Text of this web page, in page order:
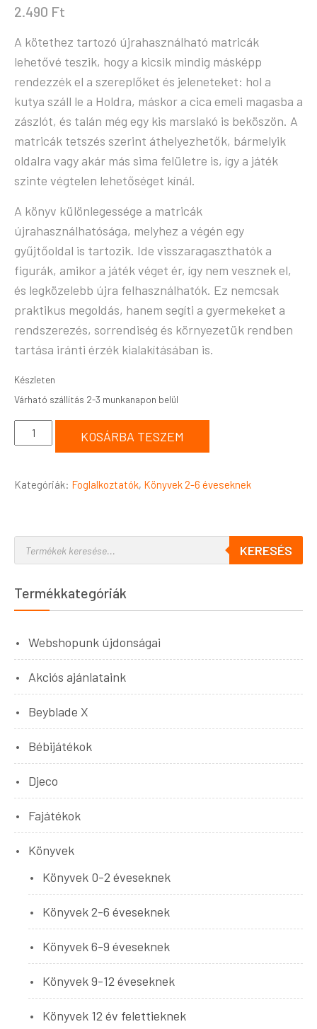
2.490 Ft
A kötethez tartozó újrahasználható matricák
lehetővé teszik, hogy a kicsik mindig másképp
rendezzék el a szereplőket és jeleneteket: hol a
kutya száll le a Holdra, máskor a cica emeli magasba a
zászlót, és talán még egy kis marslakó is beköszön. A
matricák tetszés szerint áthelyezhetők, bármelyik
oldalra vagy akár más sima felületre is, így a játék
szinte végtelen lehetőséget kínál.
A könyv különlegessége a matricák
újrahasználhatósága, melyhez a végén egy
gyűjtőoldal is tartozik. Ide visszaragaszthatók a
figurák, amikor a játék véget ér, így nem vesznek el,
és legközelebb újra felhasználhatók. Ez nemcsak
praktikus megoldás, hanem segíti a gyermekeket a
rendszerezés, sorrendiség és környezetük rendben
tartása iránti érzék kialakításában is.
Készleten
KOSÁRBA TESZEM
Kategóriák: Foglalkoztatók, Könyvek 2-6 éveseknek
KERESÉS
Termékkategóriák
Webshopunk újdonságai
Akciós ajánlataink
Beyblade X
Bébijátékok
Djeco
Fajátékok
Könyvek
Könyvek 0-2 éveseknek
Könyvek 2-6 éveseknek
Könyvek 6-9 éveseknek
Könyvek 9-12 éveseknek
Könyvek 12 év felettieknek